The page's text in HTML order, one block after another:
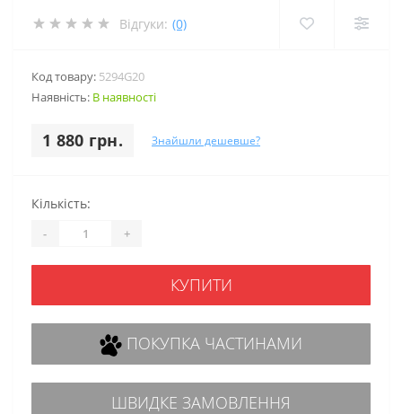
Відгуки: (0)
Код товару: 5294G20
Наявність: В наявності
1 880 грн. Знайшли дешевше?
Кількість:
- +
КУПИТИ
ПОКУПКА ЧАСТИНАМИ
ШВИДКЕ ЗАМОВЛЕННЯ